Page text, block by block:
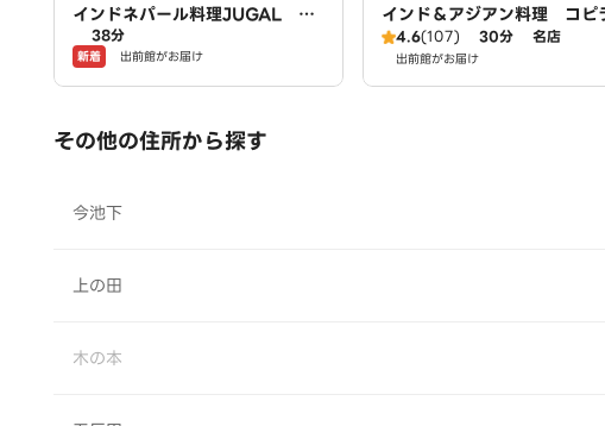
インドネパール料理JUGAL ジ
ュガル
38分
新着 出前館がお届け
インド＆アジアン料理 コピ
店4.6(107) 30分 名店
出前館がお届け
その他の住所から探す
今池下
上の田
木の本